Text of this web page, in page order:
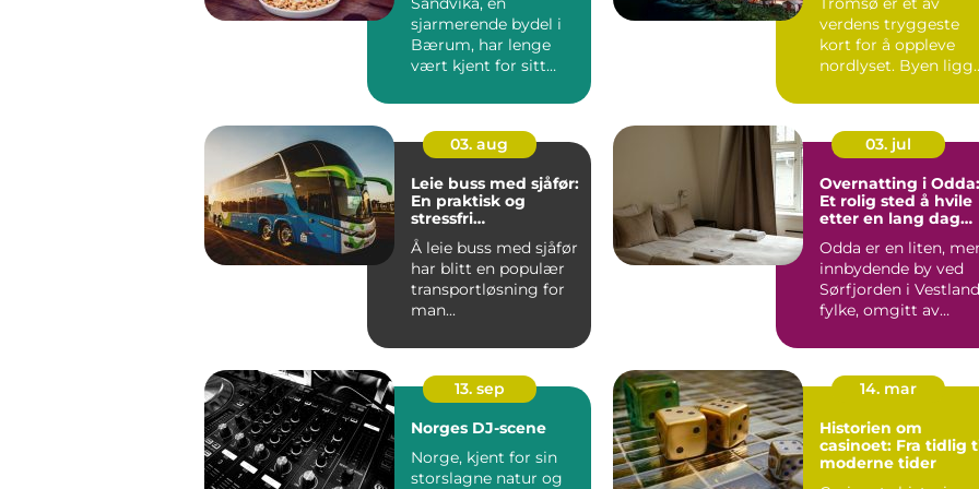
sjarmerende bydel i
Bærum, har lenge
vært kjent for sitt
opplevelser
verdens tryggeste
kort for å oppleve
nordlyset. Byen
03. aug
Leie buss med sjåfør:
En praktisk og
stressfri
transportløsning
Å leie buss med sjåfør
har blitt en populær
transportløsning for
man...
03. jul
Overnatting i Odda:
Et rolig sted å hvile
etter en lang dag
Odda er en liten,
innbydende by ved
Sørfjorden i Vestland
fylke, omgitt av
13. sep
Norges DJ-scene
Norge, kjent for sin
storslagne natur og
14. mar
Historien om
casinoet: Fra tidlig
moderne tider